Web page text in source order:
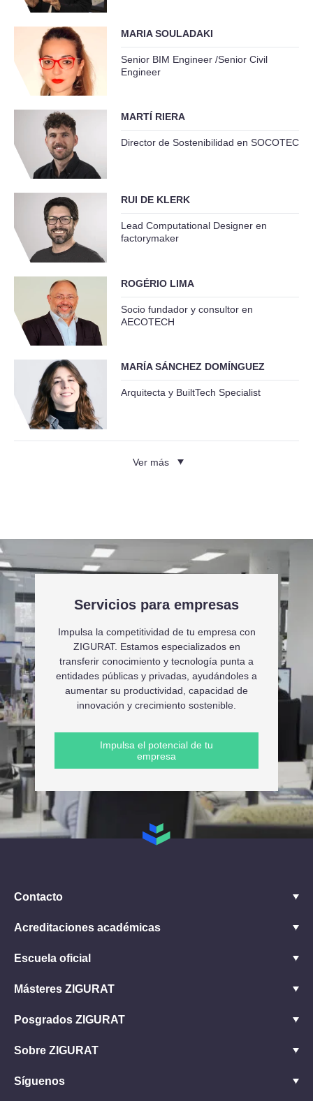
MARIA SOULADAKI
Senior BIM Engineer /Senior Civil
Engineer
MARTÍ RIERA
Director de Sostenibilidad en SOCOTEC
RUI DE KLERK
Lead Computational Designer en
factorymaker
ROGÉRIO LIMA
Socio fundador y consultor en
AECOTECH
MARÍA SÁNCHEZ DOMÍNGUEZ
Arquitecta y BuiltTech Specialist
Ver más
Servicios para empresas
Impulsa la competitividad de tu empresa con
ZIGURAT. Estamos especializados en
transferir conocimiento y tecnología punta a
entidades públicas y privadas, ayudándoles a
aumentar su productividad, capacidad de
innovación y crecimiento sostenible.
Impulsa el potencial de tu
empresa
Contacto
Acreditaciones académicas
Escuela oficial
Másteres ZIGURAT
Posgrados ZIGURAT
Sobre ZIGURAT
Síguenos